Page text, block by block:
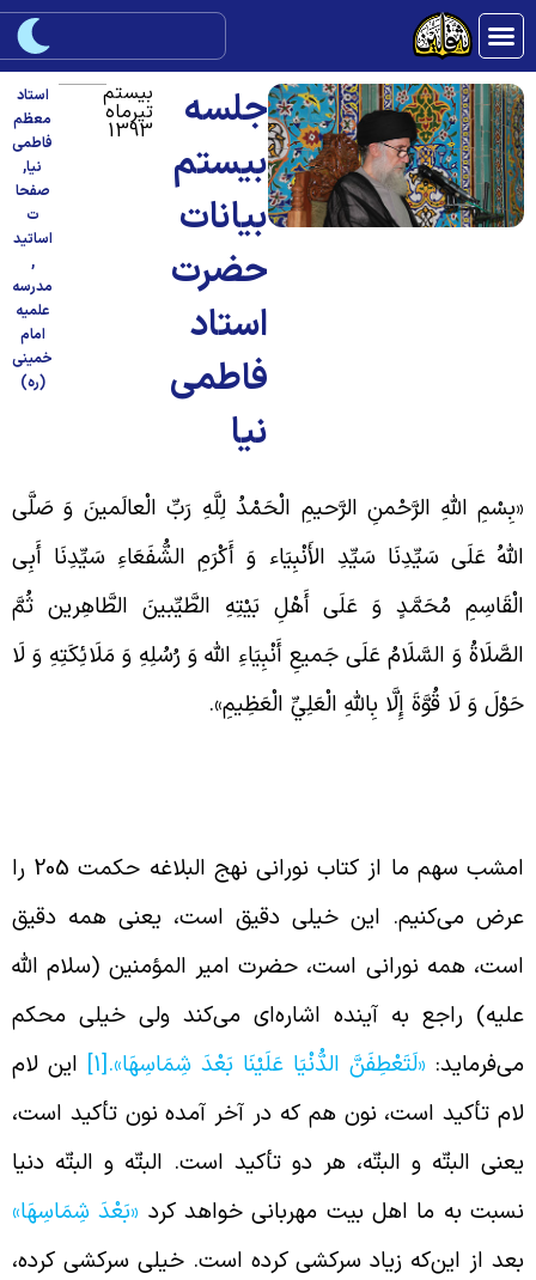
جلسه
بیستم
بیانات
حضرت
استاد
فاطمی
نیا
بیستم
تیرماه
1393
استاد
معظم
فاطمی
,
صفحا
اساتید
مدرسه
علمیه
امام
خمینی
(ره)
اللَّهِ الرَّحْمنِ الرَّحيمِ الْحَمْدُ لِلَّهِ رَبِّ الْعالَمين‏َ وَ صَلَّی
عَلَی سَیِّدِنَا سَیِّدِ الأَنْبِیَاء وَ أَکْرَمِ الشُّفَعَاءِ سَیِّدِنَا أَبِی
مُحَمَّدٍ وَ عَلَی أَهْلِ بَیْتِهِ الطَّیِّبینَ الطَّاهِرین ثُمَّ
وَ السَّلَامُ عَلَی جَمیعِ أَنْبِیَاءِ الله وَ رُسُلِهِ وَ مَلَائِکَتِهِ وَ لَا
وَ لَا قُوَّةَ إِلَّا بِاللَّهِ الْعَلِيِّ الْعَظِيمِ».
امشب سهم ما از کتاب نورانی نهج البلاغه حکمت 205 را
می‌کنیم. این خیلی دقیق است، یعنی همه دقیق
همه نورانی است، حضرت امیر المؤمنین (سلام الله
راجع به آینده اشاره‌ای می‌کند ولی خیلی محکم
«لَتَعْطِفَنَّ الدُّنْيَا عَلَيْنَا بَعْدَ شِمَاسِهَا».[1] این لام
تأکید است، نون هم که در آخر آمده نون تأکید است،
البتّه و البتّه، هر دو تأکید است. البتّه و البتّه دنیا
به ما اهل بیت مهربانی خواهد کرد«بَعْدَ شِمَاسِهَا»
از این‌که زیاد سرکشی کرده است. خیلی سرکشی کرده،